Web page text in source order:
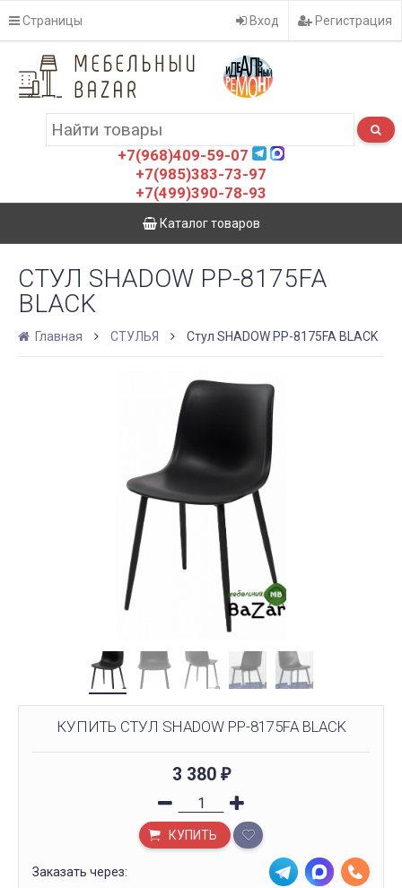
Страницы Вход Регистрация
+7(968)409-59-07
+7(985)383-73-97
+7(499)390-78-93
Каталог товаров
СТУЛ SHADOW PP-8175FA
BLACK
Главная СТУЛЬЯ Стул SHADOW PP-8175FA BLACK
КУПИТЬ СТУЛ SHADOW PP-8175FA BLACK
3 380 ₽
КУПИТЬ
Заказать через: